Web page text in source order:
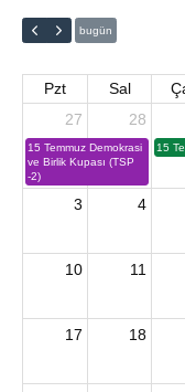
bugün
Pzt Sal
27
15 Temmuz Demokrasi
ve Birlik Kupası (TSP
-2)
28
15
3 4
10 11
17 18